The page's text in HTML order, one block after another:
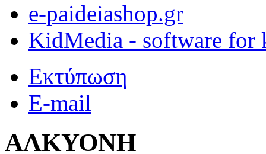
e-paideiashop.gr
KidMedia - software for
Εκτύπωση
E-mail
ΑΛΚΥΟΝΗ